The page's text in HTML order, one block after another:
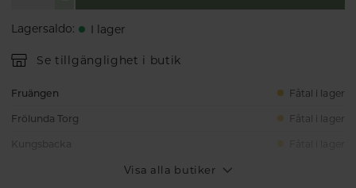
Lagersaldo: I lager
Se tillgänglighet i butik
Fruängen Fåtal i lager
Frölunda Torg Fåtal i lager
Visa alla butiker